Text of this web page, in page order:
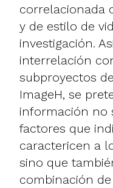
correlacionada
y de estilo de
investigación.
interrelación
subproyectos
ImageH, se
información no
factores que
caractericen a
sino que
combinación